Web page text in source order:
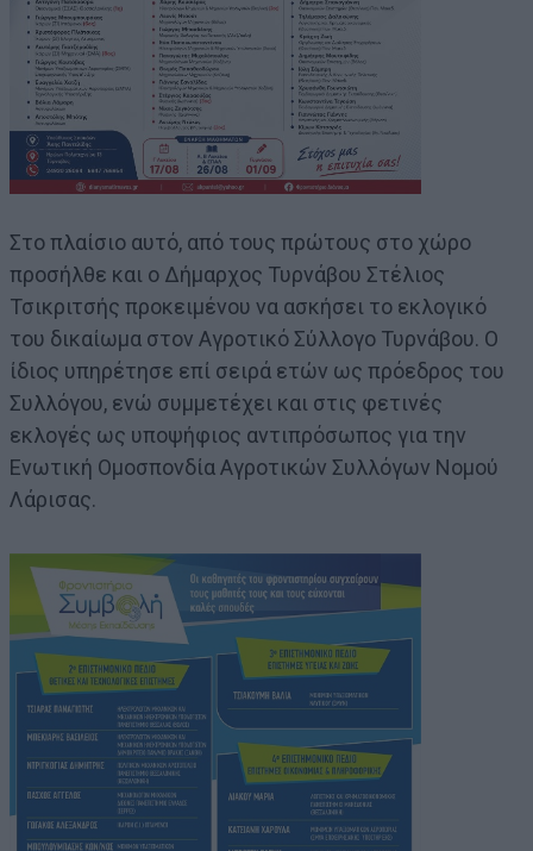
Στο πλαίσιο αυτό, από τους πρώτους στο χώρο
προσήλθε και ο Δήμαρχος Τυρνάβου Στέλιος
Τσικριτσής προκειμένου να ασκήσει το εκλογικό
του δικαίωμα στον Αγροτικό Σύλλογο Τυρνάβου. Ο
ίδιος υπηρέτησε επί σειρά ετών ως πρόεδρος του
Συλλόγου, ενώ συμμετέχει και στις φετινές
εκλογές ως υποψήφιος αντιπρόσωπος για την
Ενωτική Ομοσπονδία Αγροτικών Συλλόγων Νομού
Λάρισας.